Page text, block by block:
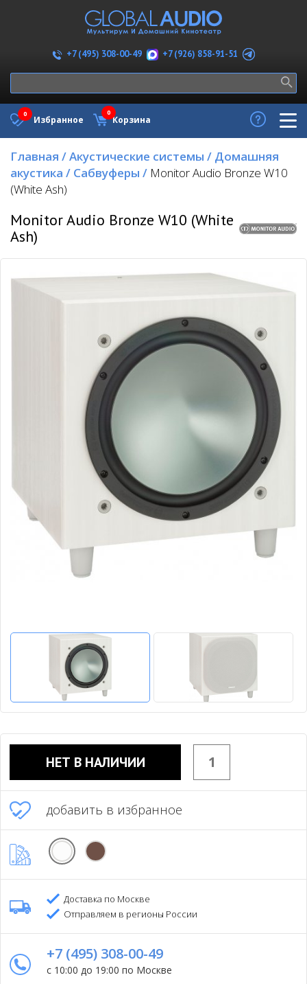
+7 (495) 308-00-49 +7 (926) 858-91-51
Избранное
0
Корзина
0
Главная /Акустические системы / Домашняя
акустика / Сабвуферы / Monitor Audio Bronze W10
(White Ash)
Monitor Audio Bronze W10 (White
Ash)
НЕТ В НАЛИЧИИ
добавить в избранное
Доставка по Москве
Отправляем в регионы России
+7 (495) 308-00-49
с 10:00 до 19:00 по Москве